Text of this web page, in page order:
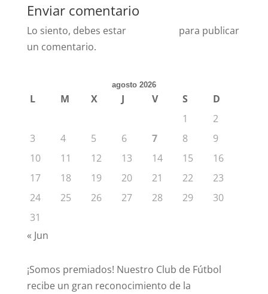
Enviar comentario
Lo siento, debes estar
para publicar
un comentario.
agosto 2026
L M X J V S
D
1
2
3
4 5 6 7 8
9
10
11 12 13 14 15
16
17
18 19 20 21 22
23
24
25 26 27 28 29
30
31
« Jun
¡Somos premiados! Nuestro Club de Fútbol
recibe un gran reconocimiento de la